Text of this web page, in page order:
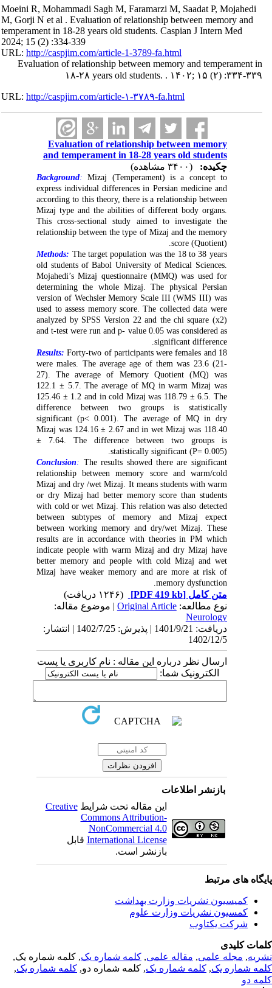
Moeini R, Mohammadi Sagh M, Faramarzi M, Saadat P, Mojahedi
M, Gorji N et al . Evaluation of relationship between memory and
temperament in 18-28 years old students. Caspian J Intern Med
2024; 15 (2) :334-339
URL:http://caspjim.com/article-1-3789-fa.html
Evaluation of relationship between memory and temperament in
۱۸-۲۸ years old students. . ۱۴۰۲; ۱۵ (۲) :۳۳۴-۳۳۹
URL:http://caspjim.com/article-۱-۳۷۸۹-fa.html
Evaluation of relationship between memory
and temperament in 18-28 years old students
چکیده:
Background :Mizaj (Temperament) is a concept to
express individual differences in Persian medicine and
according to this theory, there is a relationship between
Mizaj type and the abilities of different body organs.
This cross-sectional study aimed to investigate the
relationship between the type of Mizaj and the memory
score (Quotient)
.
Methods:The target population was the 18 to 38 years
old students of Babol University of Medical Sciences.
Mojahedi’s Mizaj questionnaire (MMQ) was used for
determining the whole Mizaj. The physical Persian
version of Wechsler Memory Scale III (WMS III) was
used to assess memory score. The collected data were
analyzed by SPSS Version 22 and the chi square (x2)
and t-test were run and p- value 0.05 was considered as
significant difference.
Results:Forty-two of participants were females and 18
were males. The average age of them was 23.6 (21-
27). The average of Memory Quotient (MQ) was
122.1 ± 5.7. The average of MQ in warm Mizaj was
125.46 ± 1.2 and in cold Mizaj was 118.79 ± 6.5. The
difference between two groups is statistically
significant (p< 0.001). The average of MQ in dry
Mizaj was 124.16 ± 2.67 and in wet Mizaj was 118.40
± 7.64. The difference between two groups is
statistically significant (P= 0.005).
Conclusion:The results showed there are significant
relationship between memory score and warm/cold
Mizaj and dry /wet Mizaj. It means students with warm
or dry Mizaj had better memory score than students
with cold or wet Mizaj. This relation was also detected
between subtypes of memory and Mizaj expect
between working memory and dry/wet Mizaj. These
results are in accordance with theories in PM which
indicate people with warm Mizaj and dry Mizaj have
better memory and people with cold Mizaj and wet
Mizaj have weaker memory and are more at risk of
memory dysfunction.
متن کامل[PDF 419 kb]
نوع مطالعه:Original Article| موضوع مقاله:
Neurology
دریافت: 1401/9/21 | پذیرش: 1402/7/25 | انتشار:
1402/12/5
ارسال نظر درباره این مقاله : نام کاربری یا پست
الکترونیک شما:
بازنشر اطلاعات
این مقاله تحت شرایطCreative
Commons Attribution-
NonCommercial 4.0
International Licenseقابل
بازنشر است.
های مرتبط
کمیسیون نشریات وزارت بهداشت
کمسیون نشریات وزارت علوم
شرکت یکتاوب
کلیدی
,مجله علمی, مقاله علمی, کلمه شماره یک, کلمه شماره یک,
شماره یک,کلمه شماره یک, کلمه شماره دو,کلمه شماره یک,
دو